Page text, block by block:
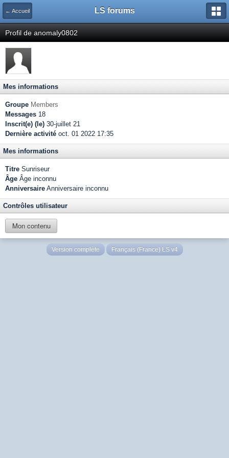
← Accueil LS forums
Profil de anomaly0802
Mes informations
Groupe Members
Messages 18
Inscrit(e) (le) 30-juillet 21
Dernière activité oct. 01 2022 17:35
Mes informations
Titre Sunriseur
Âge Âge inconnu
Anniversaire Anniversaire inconnu
Contrôles utilisateur
Mon contenu
Version complète Français (France) LS v4